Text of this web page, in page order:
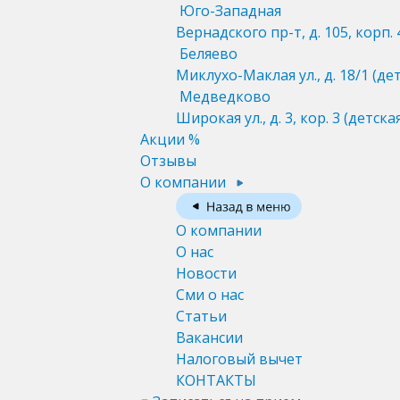
Юго-Западная
Вернадского пр-т, д. 105, корп.
Беляево
Миклухо-Маклая ул., д. 18/1
Медведково
Широкая ул., д. 3, кор. 3
Акции %
Отзывы
О компании
О компании
О нас
Новости
Сми о нас
Статьи
Вакансии
Налоговый вычет
КОНТАКТЫ